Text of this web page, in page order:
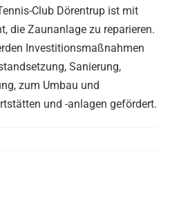
Club Dörentrup ist mit
die Zaunanlage zu reparieren.
Investitionsmaßnahmen
Sanierung,
zum Umbau und
und -anlagen gefördert.